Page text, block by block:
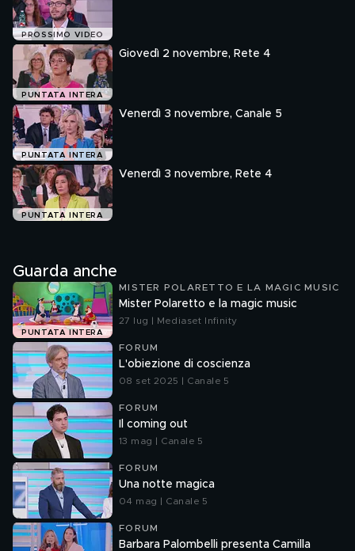
PROSSIMO VIDEO
PUNTATA INTERA
Giovedì 2 novembre, Rete 4
PUNTATA INTERA
Venerdì 3 novembre, Canale 5
PUNTATA INTERA
Venerdì 3 novembre, Rete 4
Guarda anche
PUNTATA INTERA
MISTER POLARETTO E LA MAGIC MUSIC
Mister Polaretto e la magic music
27 lug | Mediaset Infinity
FORUM
L'obiezione di coscienza
08 set 2025 | Canale 5
FORUM
Il coming out
13 mag | Canale 5
FORUM
Una notte magica
04 mag | Canale 5
FORUM
Barbara Palombelli presenta Camilla